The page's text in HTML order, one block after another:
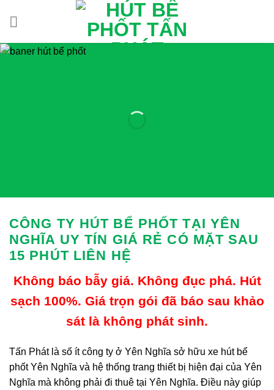
dung
CÔNG TY HÚT BỂ PHỐT TẠI YÊN
NGHĨA UY TÍN GIÁ RẺ CÓ MẶT SAU
15 PHÚT LIÊN HỆ
Không báo bẫy giá. Không đục phá. Hút
sạch 100%. Giá trọn gói đã báo sau khảo
sát là không phát sinh.
Tấn Phát là số ít công ty ở Yên Nghĩa sở hữu xe hút bể
phốt Yên Nghĩa và hệ thống trang thiết bị hiện đại của Yên
Nghĩa mà không phải đi thuê tại Yên Nghĩa. Điều này giúp